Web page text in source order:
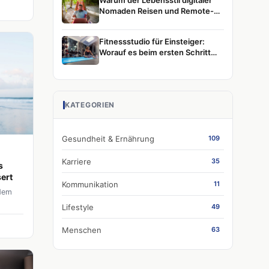
Nomaden Reisen und Remote-
Fitnessstudio für Einsteiger:
Worauf es beim ersten Schritt
KATEGORIEN
Gesundheit & Ernährung 109
Karriere 35
Kommunikation 11
Lifestyle 49
Menschen 63